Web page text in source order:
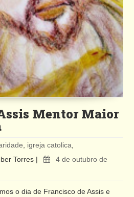
Mentor Maior
igreja catolica
Torres |
4 de outubro de
o dia de Francisco de Assis e